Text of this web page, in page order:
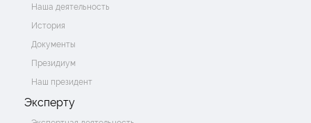
Наша деятельность
История
Документы
Президиум
Наш президент
Эксперту